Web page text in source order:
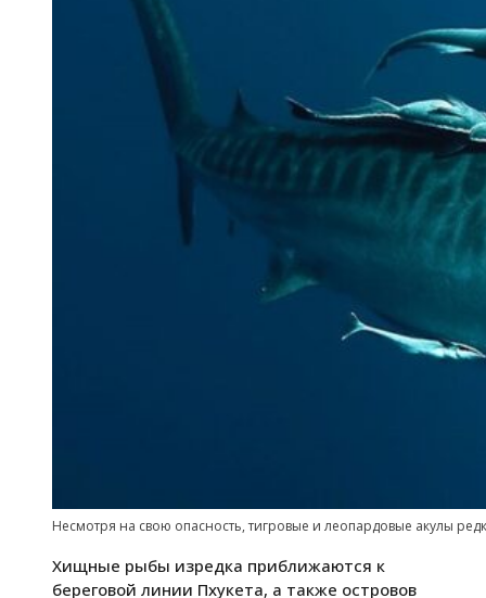
Несмотря на свою опасность, тигровые и леопардовые акулы
Хищные рыбы изредка приближаются к
береговой линии Пхукета, а также островов